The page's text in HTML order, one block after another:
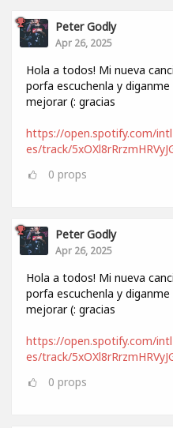
Peter Godly
Apr 26, 2025
Hola a todos! Mi nueva
porfa escuchenla y
mejorar (: gracias
https://open.spotify.com/
es/track/
0 props
Peter Godly
Apr 26, 2025
Hola a todos! Mi nueva
porfa escuchenla y
mejorar (: gracias
https://open.spotify.com/
es/track/
0 props